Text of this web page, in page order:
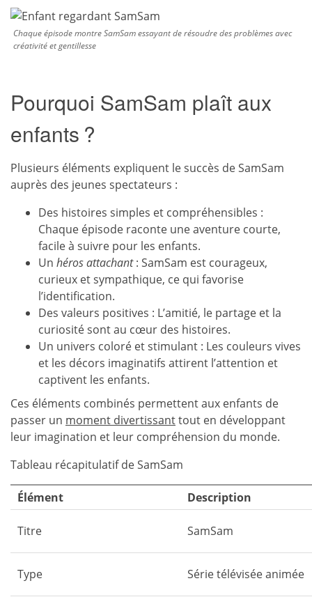
Chaque épisode montre SamSam essayant de résoudre des problèmes avec
créativité et gentillesse
Pourquoi SamSam plaît aux
enfants ?
Plusieurs éléments expliquent le succès de SamSam
auprès des jeunes spectateurs :
Des histoires simples et compréhensibles :
Chaque épisode raconte une aventure courte,
facile à suivre pour les enfants.
Un héros attachant: SamSam est courageux,
curieux et sympathique, ce qui favorise
l’identification.
Des valeurs positives : L’amitié, le partage et la
curiosité sont au cœur des histoires.
Un univers coloré et stimulant : Les couleurs vives
et les décors imaginatifs attirent l’attention et
captivent les enfants.
Ces éléments combinés permettent aux enfants de
passer un moment divertissanttout en développant
leur imagination et leur compréhension du monde.
Tableau récapitulatif de SamSam
Élément Description
Titre SamSam
Type Série télévisée animée